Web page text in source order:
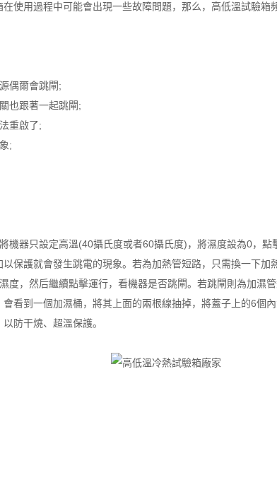
使用過程中可能會出現一些故障問題，那么，高低溫試驗箱
偶爾會跳閘;
也跟著一起跳閘;
重啟了;
;
機器只設定高溫(40攝氏度或者60攝氏度)，將濕度設為0，
保護就會發生跳電的現象。若為加熱管短路，只需換一下加
度，然后繼續點擊運行，看機器是否跳閘。若跳閘則為加濕
看到一個加濕桶，將其上面的兩根線抽掉，將蓋子上的6個
防干燒、超溫保護。